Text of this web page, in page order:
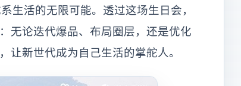
生活的无限可能。透过这场生日会，
无论迭代爆品、布局圈层，还是优化
让新世代成为自己生活的掌舵人。